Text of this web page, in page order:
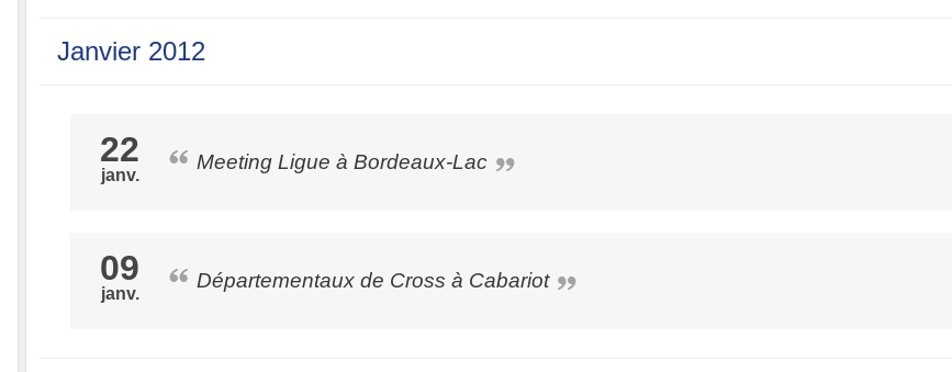
Janvier 2012
22
janv.
Meeting Ligue à Bordeaux-Lac
09
janv.
Départementaux de Cross à Cabariot